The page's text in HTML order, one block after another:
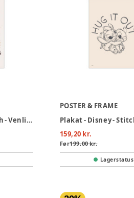
Plakat - Disney - Stitch - Venlighed 30x40 Value
POSTER & FRAME
159,20 kr.
Før199,00 kr.
Lagerstatus